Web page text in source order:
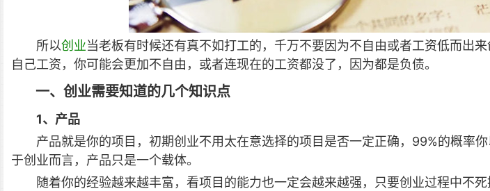
所以创业当老板有时候还有真不如打工的，千万不要因为不自由或者工资低而出
自己工资，你可能会更加不自由，或者连现在的工资都没了，因为都是负债。
一、创业需要知道的几个知识点
1、产品
产品就是你的项目，初期创业不用太在意选择的项目是否一定正确，99%的概率
于创业而言，产品只是一个载体。
随着你的经验越来越丰富，看项目的能力也一定会越来越强，只要创业过程中不